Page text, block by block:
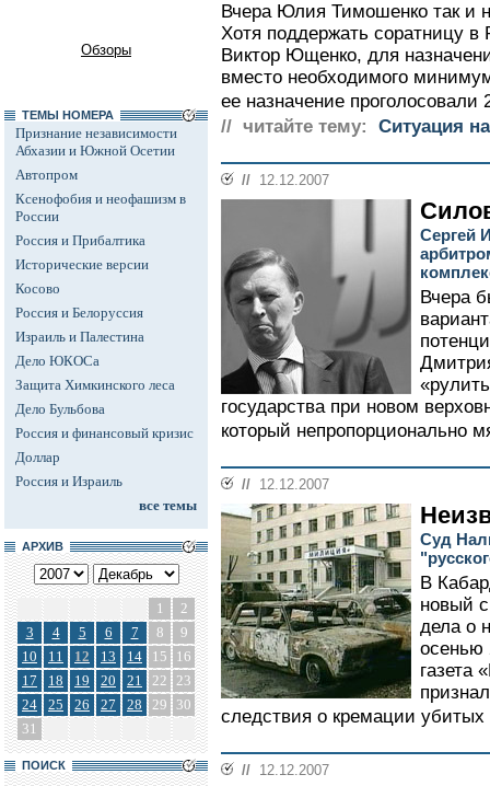
Обзоры
ТЕМЫ НОМЕРА
Признание независимости
Абхазии и Южной Осетии
Автопром
Ксенофобия и неофашизм в
России
Россия и Прибалтика
Исторические версии
Косово
Россия и Белоруссия
Израиль и Палестина
Дело ЮКОСа
Защита Химкинского леса
Дело Бульбова
Россия и финансовый кризис
Доллар
Россия и Израиль
все темы
АРХИВ
1
2
3
4 5 6 7 8
9
10
11 12 13 14 15
16
17
18 19 20 21 22 23
24
25 26 27 28 29
30
31
ПОИСК
Вчера Юлия Тимошенко так и
Хотя поддержать соратницу в
Виктор Ющенко, для
вместо необходимого
ее назначение проголосовали
// читайте тему:
Ситуация
// 12.12.2007
Сергей
Вчера
государства при новом
который непропорционально
// 12.12.2007
Суд
В
новый
дела о
осенью
газета
следствия о кремации
// 12.12.2007